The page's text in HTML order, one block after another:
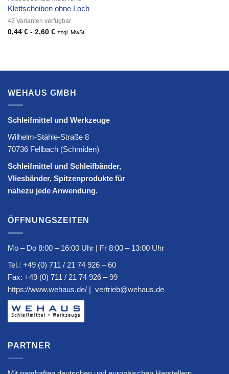
Klettscheiben ohne Loch
42 Varianten verfügbar
0,44 €- 2,60 € zzgl. MwSt.
WEHAUS GMBH
Schleifmittel und Werkzeuge
Wilhelm-Stähle-Straße 8
70736 Fellbach (Schmiden)
Schleifmittel und Schleifbänder,
Vliesbänder, Spitzenprodukte für
nahezu jede Anwendung.
ÖFFNUNGSZEITEN
Mo – Do 8:00 – 16:00 Uhr | Fr 8:00 – 13:00 Uhr
Tel.: +49 (0) 711 / 21 74 926 – 60
Fax: +49 (0) 711 / 21 74 926 – 99
https://www.wehaus.de/ | vertrieb@wehaus.de
PARTNER